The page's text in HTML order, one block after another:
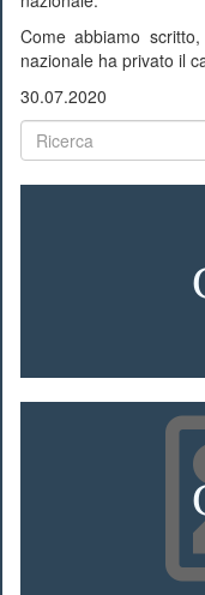
Come abbiamo
nazionale ha privato il
30.07.2020